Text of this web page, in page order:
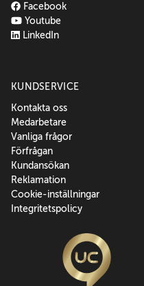
Facebook
Youtube
LinkedIn
KUNDSERVICE
Kontakta oss
Medarbetare
Vanliga frågor
Förfrågan
Kundansökan
Reklamation
Cookie-inställningar
Integritetspolicy